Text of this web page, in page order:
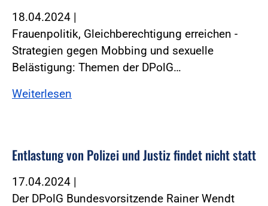
18.04.2024 |
Frauenpolitik, Gleichberechtigung erreichen -
Strategien gegen Mobbing und sexuelle
Belästigung: Themen der DPolG…
Weiterlesen
Entlastung von Polizei und Justiz findet nicht statt
17.04.2024 |
Der DPolG Bundesvorsitzende Rainer Wendt